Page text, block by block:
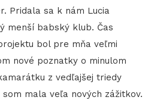
Pridala sa k nám Lucia
menší babský klub. Čas
bol pre mňa veľmi
nové poznatky o minulom
z vedľajšej triedy
mala veľa nových zážitkov.